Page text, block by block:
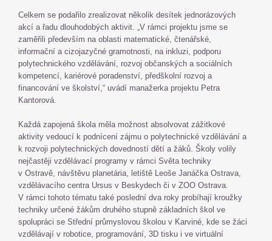
Celkem se podařilo zrealizovat několik desítek jednorázových
akcí a řadu dlouhodobých aktivit. „V rámci projektu jsme se
zaměřili především na oblasti matematické, čtenářské,
informační a cizojazyčné gramotnosti, na inkluzi, podporu
polytechnického vzdělávání, rozvoj občanských a sociálních
kompetencí, kariérové poradenství, předškolní rozvoj a
financování ve školství,“ uvádí manažerka projektu Petra
Kantorová.
Každá zapojená škola měla možnost absolvovat zážitkové
aktivity vedoucí k podnícení zájmu o polytechnické vzdělávání a
k rozvoji polytechnických dovedností dětí a žáků. Školy volily
nejčastěji vzdělávací programy v rámci Světa techniky
v Ostravě, návštěvu planetária, letiště Leoše Janáčka Ostrava,
vzdělávacího centra Ursus v Beskydech či v ZOO Ostrava.
V rámci tohoto tématu také poslední dva roky probíhají kroužky
techniky určené žákům druhého stupně základních škol ve
spolupráci se Střední průmyslovou školou v Karviné, kde se žáci
vzdělávají v robotice, programování, 3D tisku i ve virtuální